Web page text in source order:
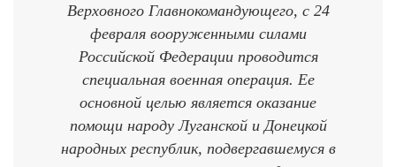
Верховного Главнокомандующего, с 24
февраля вооруженными силами
Российской Федерации проводится
специальная военная операция. Ее
основной целью является оказание
помощи народу Луганской и Донецкой
народных республик, подвергавшемуся в